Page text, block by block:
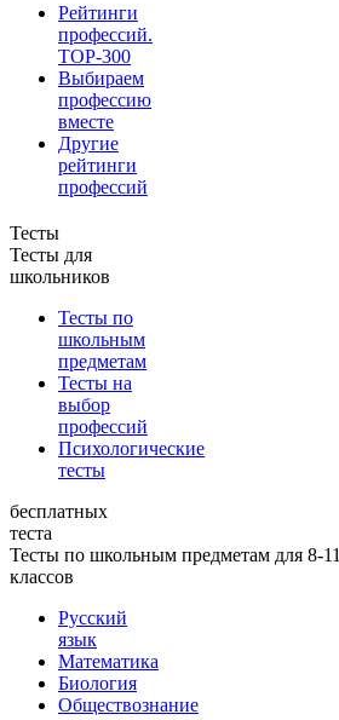
Рейтинги
профессий.
TOP-300
Выбираем
профессию
вместе
Другие
рейтинги
профессий
Тесты
Тесты для
школьников
Тесты по
школьным
предметам
Тесты на
выбор
профессий
Психологические
тесты
бесплатных
теста
Тесты по школьным предметам для 8-11
классов
Русский
язык
Математика
Биология
Обществознание